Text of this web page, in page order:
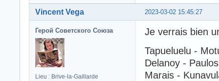
2023-03-02 15:45:27
Vincent Vega
Герой Советского Союза
Lieu : Brive-la-Gaillarde
Je verrais bien
Tapueluelu -
Delanoy - Paulos
Marais -